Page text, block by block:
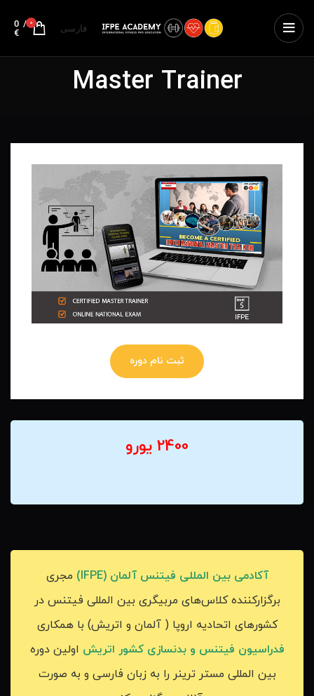
فارسی 0
/
0
€
Master Trainer
ثبت نام دوره
2400 یورو
آکادمی بین المللی فيتنس آلمان (IFPE)
مجری
برگزارکننده کلاس‌های مربیگری بین المللی فیتنس در
کشورهای اتحادیه اروپا ( آلمان و اتریش) با همکاری
فدراسیون فیتنس و بدنسازی کشور اتریش اولین دوره
بین المللی مستر ترینر را به زبان فارسی و به صورت